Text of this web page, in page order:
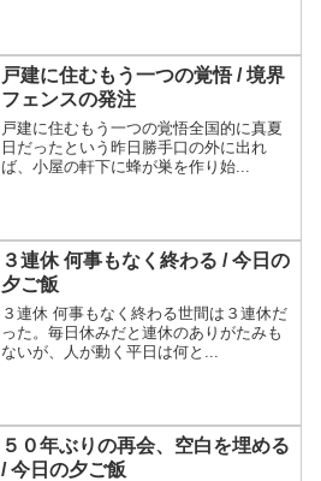
戸建に住むもう一つの覚悟 / 境界
フェンスの発注
戸建に住むもう一つの覚悟全国的に真夏
日だったという昨日勝手口の外に出れ
ば、小屋の軒下に蜂が巣を作り始...
３連休 何事もなく終わる / 今日の
夕ご飯
３連休 何事もなく終わる世間は３連休だ
った。毎日休みだと連休のありがたみも
ないが、人が動く平日は何と...
５０年ぶりの再会、空白を埋める
/ 今日の夕ご飯